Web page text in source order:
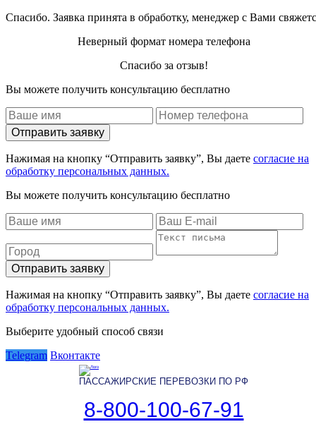
Спасибо. Заявка принята в обработку, менеджер с Вами
Неверный формат номера телефона
Спасибо за отзыв!
Вы можете получить консультацию бесплатно
Отправить заявку
Нажимая на кнопку “Отправить заявку”, Вы даете согласие на
обработку персональных данных.
Вы можете получить консультацию бесплатно
Отправить заявку
Нажимая на кнопку “Отправить заявку”, Вы даете согласие на
обработку персональных данных.
Выберите удобный способ связи
Telegram Вконтакте
ПАССАЖИРСКИЕ ПЕРЕВОЗКИ ПО РФ
8-800-100-67-91